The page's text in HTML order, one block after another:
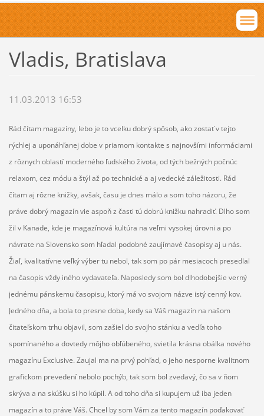
Vladis, Bratislava
11.03.2013 16:53
Rád čítam magazíny, lebo je to vcelku dobrý spôsob, ako zostať v tejto
rýchlej a uponáhľanej dobe v priamom kontakte s najnovšími informáciami
z rôznych oblastí moderného ľudského života, od tých bežných počnúc
relaxom, cez módu a štýl až po technické a aj vedecké záležitosti. Rád
čítam aj rôzne knižky, avšak, času je dnes málo a som toho názoru, že
práve dobrý magazín vie aspoň z časti tú dobrú knižku nahradiť. Dlho som
žil v Kanade, kde je magazínová kultúra na veľmi vysokej úrovni a po
návrate na Slovensko som hľadal podobné zaujímavé časopisy aj u nás.
Žiaľ, kvalitatívne veľký výber tu nebol, tak som po pár mesiacoch presedlal
na časopis vždy iného vydavateľa. Naposledy som bol dlhodobejšie verný
jednému pánskemu časopisu, ktorý má vo svojom názve istý cenný kov.
Jedného dňa, a bola to presne doba, kedy sa Váš magazín na našom
čitateľskom trhu objavil, som zašiel do svojho stánku a vedľa toho
spomínaného a dovtedy môjho obľúbeného, svietila krásna obálka nového
magazínu Exclusive. Zaujal ma na prvý pohľad, o jeho nesporne kvalitnom
grafickom prevedení nebolo pochýb, tak som bol zvedavý, čo sa v ňom
skrýva a na skúšku si ho kúpil. A od toho dňa si kupujem už iba jeden
magazín a to práve Váš. Chcel by som Vám za tento magazín poďakovať